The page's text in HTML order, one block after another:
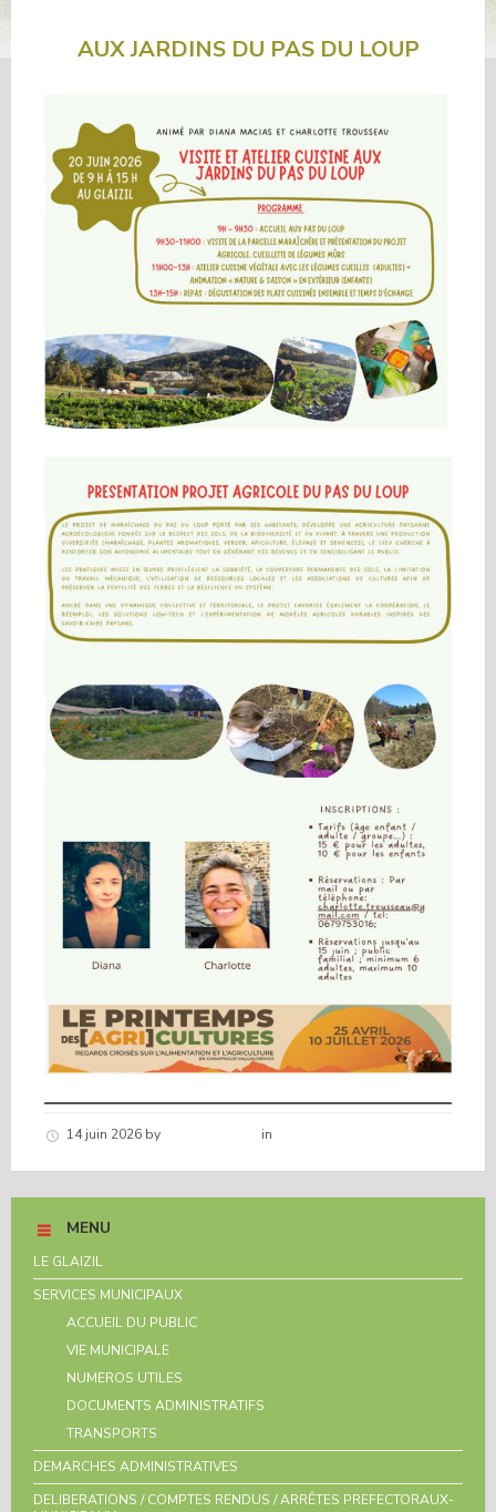
AUX JARDINS DU PAS DU LOUP
14 juin 2026 by in
MENU
LE GLAIZIL
SERVICES MUNICIPAUX
ACCUEIL DU PUBLIC
VIE MUNICIPALE
NUMEROS UTILES
DOCUMENTS ADMINISTRATIFS
TRANSPORTS
DEMARCHES ADMINISTRATIVES
DELIBERATIONS / COMPTES RENDUS / ARRÊTES PREFECTORAUX-